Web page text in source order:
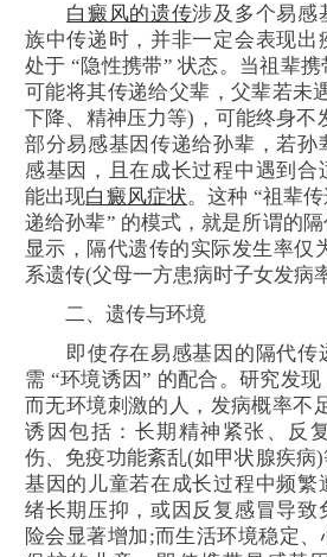
白癜风的遗传涉及多个易感
族中传递时，并非一定会表现出
处于 “隐性携带” 状态。当祖辈携
可能将其传递给父辈，父辈若未
下降、精神压力等)，可能终身不
部分易感基因传递给孙辈，若孙
感基因，且在成长过程中遇到合
能出现白癜风症状。这种 “祖辈
递给孙辈” 的模式，就是所谓的
显示，隔代遗传的实际发生率仅
系遗传(父母一方患病时子女发病
二、遗传与环境
即使存在易感基因的隔代传
需 “环境诱因” 的配合。研究发
而无环境刺激的人，发病概率不
诱因包括：长期精神紧张、反
伤、免疫功能紊乱(如甲状腺疾病
基因的儿童若在成长过程中频繁
绪长期压抑，或因反复感冒导致
险会显著增加;而生活环境稳定